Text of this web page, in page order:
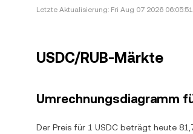
Letzte Aktualisierung: Fri Aug 07 2026
USDC/RUB-Märkte
Umrechnungsdiagramm
Der Preis für 1 USDC beträgt heute